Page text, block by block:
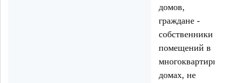
домов,
граждане -
собственники
помещений в
домах, не